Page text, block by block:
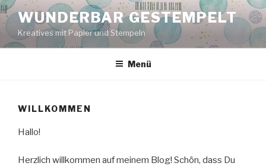
Zum
Inhalt
springen
WUNDERBAR GESTEMPELT
Kreatives mit Papier und Stempeln
Menü
WILLKOMMEN
Hallo!
Herzlich willkommen auf meinem Blog! Schön, dass Du